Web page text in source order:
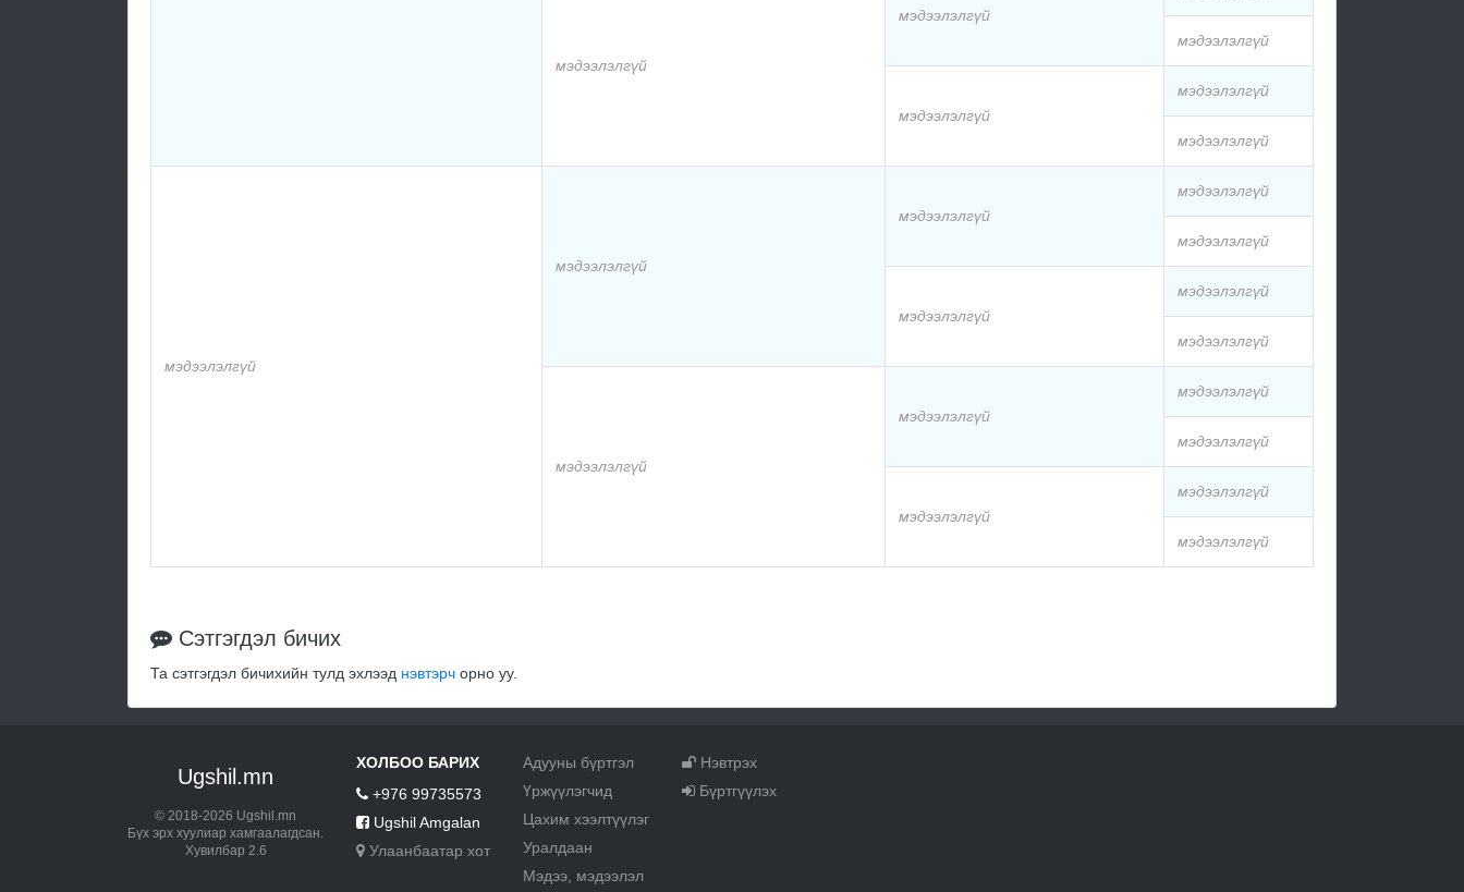
мэдээлэлгүй
мэдээлэлгүй
мэдээлэлгүй
мэдээлэлгүй
мэдээлэлгүй
мэдээлэлгүй
мэдээлэлгүй
мэдээлэлгүй
мэдээлэлгүй
мэдээлэлгүй
мэдээлэлгүй
мэдээлэлгүй
мэдээлэлгүй
мэдээлэлгүй
мэдээлэлгүй
мэдээлэлгүй
мэдээлэлгүй
мэдээлэлгүй
мэдээлэлгүй
мэдээлэлгүй
мэдээлэлгүй
Сэтгэгдэл бичих
Та сэтгэгдэл бичихийн тулд эхлээд нэвтэрч орно уу.
Ugshil.mn
© 2018-2026 Ugshil.mn
Бүх эрх хуулиар хамгаалагдсан.
Хувилбар 2.6
ХОЛБОО БАРИХ
+976 99735573
Ugshil Amgalan
Улаанбаатар хот
Адууны бүртгэл
Үржүүлэгчид
Цахим хээлтүүлэг
Уралдаан
Мэдээ, мэдээлэл
Нэвтрэх
Бүртгүүлэх